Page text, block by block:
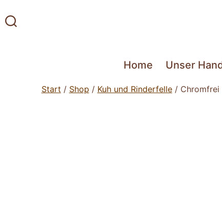
Home Unser
Start / Shop / Kuh und Rinderfelle/ Chromfrei